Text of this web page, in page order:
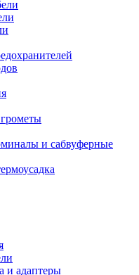
и сабвуферные
и адаптеры